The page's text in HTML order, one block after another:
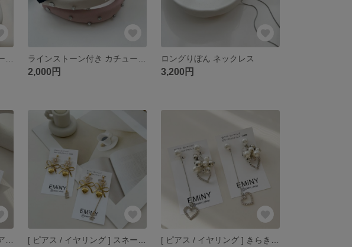
2,000円
ロングりぼん ネックレス
3,200円